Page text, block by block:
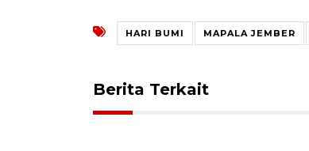
HARI BUMI MAPALA JEMBER
Berita Terkait